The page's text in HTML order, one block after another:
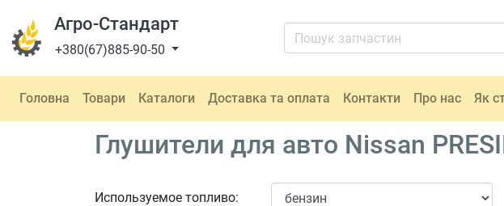
Агро-Стандарт
+380(67)885-90-50
Головна Товари Каталоги Доставка та оплата Контакти Про нас Як
Глушители для авто Nissan
Используемое топливо: